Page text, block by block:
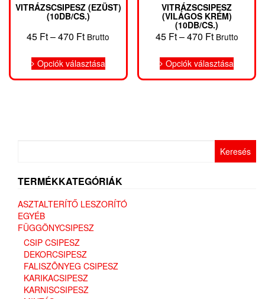
VITRÁZSCSIPESZ (EZÜST)
(10DB/CS.)
45 Ft–470 FtÁrtartomány:
-
Brutto
Opciók választásaa
terméknek
ki
VITRÁZSCSIPESZ
(VILÁGOS KRÉM)
(10DB/CS.)
45 Ft–470 Ft
-
Brutto
Opciók választásaa
a
TERMÉKKATEGÓRIÁK
ASZTALTERÍTŐ LESZORÍTÓ
EGYÉB
FÜGGÖNYCSIPESZ
CSIP CSIPESZ
DEKORCSIPESZ
FALISZÕNYEG CSIPESZ
KARIKACSIPESZ
KARNISCSIPESZ